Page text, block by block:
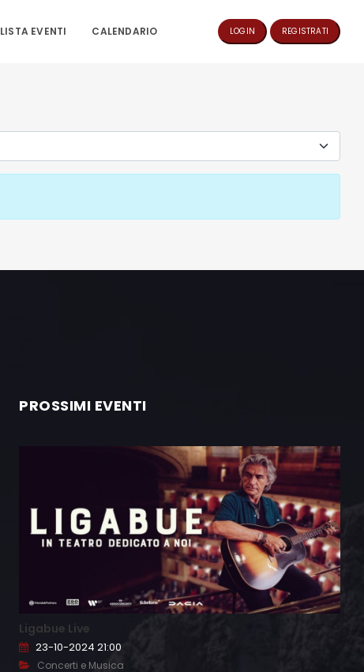
LISTA EVENTI CALENDARIO LOGIN REGISTRATI
PROSSIMI EVENTI
Ligabue Live
23-10-2024 21:00
Concerti e Musica